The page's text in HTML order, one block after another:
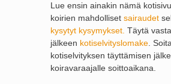
Lue ensin ainakin nämä
koirien mahdolliset sairaudet
kysytyt kysymykset. Täytä
jälkeen kotiselvityslomake .
kotiselvityksen täyttämisen
koiravaraajalle soittoaikana.